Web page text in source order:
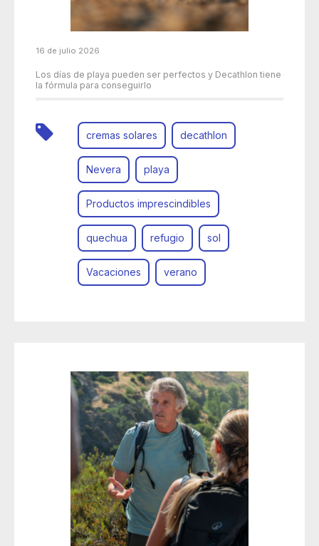
16 de julio 2026
Los días de playa pueden ser perfectos y Decathlon tiene
la fórmula para conseguirlo
cremas solares decathlon
Nevera playa
Productos imprescindibles
quechua refugio sol
Vacaciones verano